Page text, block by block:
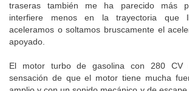
traseras también me ha parecido más
interfiere menos en la trayectoria que
aceleramos o soltamos bruscamente el
apoyado.
El motor turbo de gasolina con 280 CV
sensación de que el motor tiene mucha